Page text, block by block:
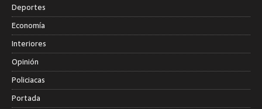
Deportes
Economía
Interiores
Opinión
Policiacas
Portada